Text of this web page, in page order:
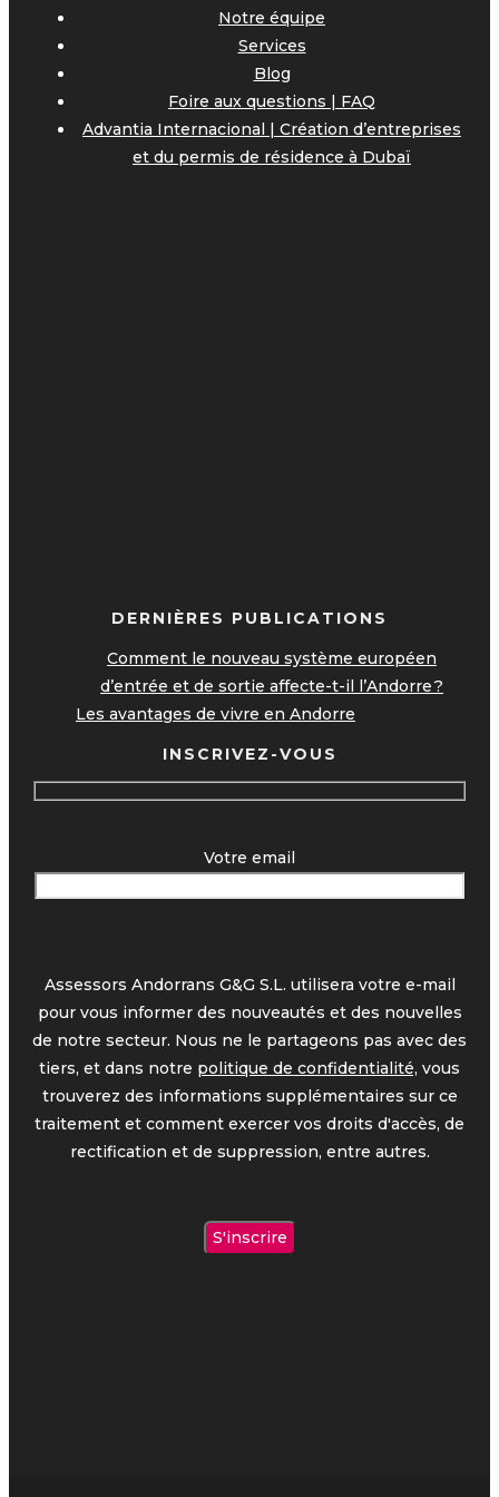
Notre équipe
Services
Blog
Foire aux questions | FAQ
Advantia Internacional | Création d’entreprises
et du permis de résidence à Dubaï
DERNIÈRES PUBLICATIONS
Comment le nouveau système européen
d’entrée et de sortie affecte-t-il l’Andorre ?
Les avantages de vivre en Andorre
INSCRIVEZ-VOUS
Votre email
Assessors Andorrans G&G S.L. utilisera votre e-mail
pour vous informer des nouveautés et des nouvelles
de notre secteur. Nous ne le partageons pas avec des
tiers, et dans notre politique de confidentialité, vous
trouverez des informations supplémentaires sur ce
traitement et comment exercer vos droits d'accès, de
rectification et de suppression, entre autres.